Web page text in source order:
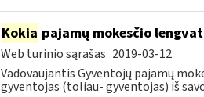
Kokia pajamų mokesčio
Web turinio sąrašas 2019-03-12
Vadovaujantis Gyventojų pajamų
gyventojas (toliau- gyventojas) iš